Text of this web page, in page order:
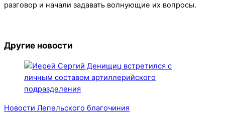
разговор и начали задавать волнующие их вопросы.
Другие новости
Новости Лепельского благочиния